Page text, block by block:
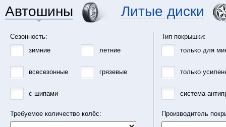
Автошины Литые диски
Сезонность:
зимние
летние
всесезонные грязевые
с шипами
Требуемое количество колёс:
Тип покрышки:
только для
только
система
Производитель